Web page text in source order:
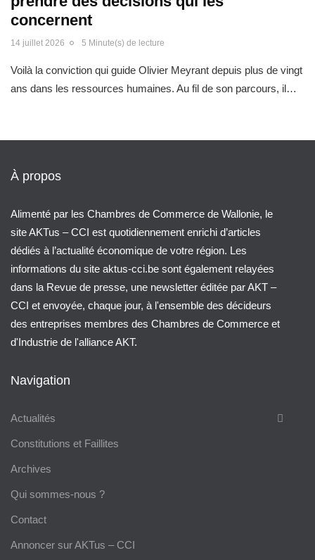
concernent
14 juillet 2026 5 Minute(s) de lecture
Voilà la conviction qui guide Olivier Meyrant depuis plus de vingt
ans dans les ressources humaines. Au fil de son parcours, il…
À propos
Alimenté par les Chambres de Commerce de Wallonie, le
site AKTus – CCI est quotidiennement enrichi d’articles
dédiés à l’actualité économique de votre région. Les
informations du site aktus-cci.be sont également relayées
dans la Revue de presse, une newsletter éditée par AKT –
CCI et envoyée, chaque jour, à l'ensemble des décideurs
des entreprises membres des Chambres de Commerce et
d'Industrie de l'alliance AKT.
Navigation
Actualités
Constitutions et Faillites
Archives
Qui sommes-nous ?
Contact
Annoncer sur AKTus – CCI